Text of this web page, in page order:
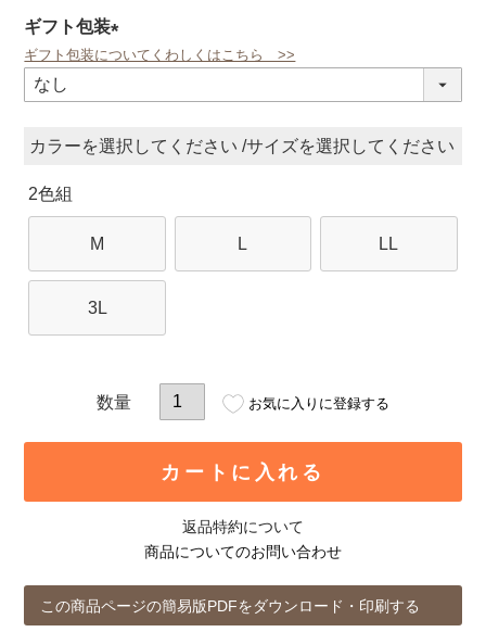
ギフト包装
(必
ギフト包装についてくわしくはこちら >>
カラー サイズ
2色組
M L LL
3L
お気に入りに登録する
カートに入れる
返品特約について
商品についてのお問い合わせ
この商品ページの簡易版PDFをダウンロード・印刷する